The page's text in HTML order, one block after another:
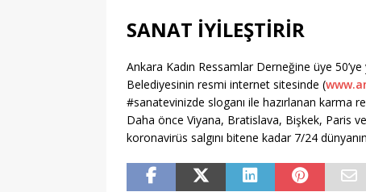
[ 07/08/2026 ]
SANAT İYİLEŞTİRİR
Ankara Kadın Ressamlar Derneğine üye
Belediyesinin resmi internet sitesinde (
#sanatevinizde sloganı ile hazırlanan karma
Daha önce Viyana, Bratislava, Bişkek, Paris
koronavirüs salgını bitene kadar 7/24